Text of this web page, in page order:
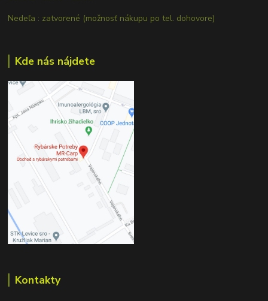
Nedeľa : zatvorené (možnosť nákupu po tel. dohovore)
Kde nás nájdete
Kontakty